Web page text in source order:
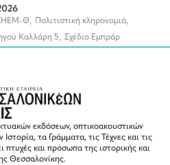
Θ, Πολιτιστική κληρονομιά,
Καλλάρη 5, Σχέδιο Εμπράρ
εκδόσεων, οπτικοακουστικών
τα Γράμματα, τις Τέχνες και τις
πτυχές και πρόσωπα της ιστορικής και
Θεσσαλονίκης.